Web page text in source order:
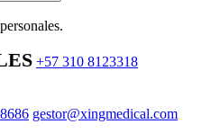
+57 310 8123318
gestor@xingmedical.com